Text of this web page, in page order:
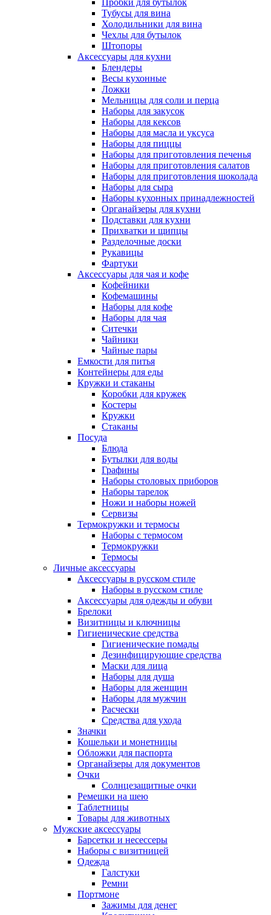
Пробки для бутылок
Тубусы для вина
Холодильники для вина
Чехлы для бутылок
Штопоры
Аксессуары для кухни
Блендеры
Весы кухонные
Ложки
Мельницы для соли и перца
Наборы для закусок
Наборы для кексов
Наборы для масла и уксуса
Наборы для пиццы
Наборы для приготовления печенья
Наборы для приготовления салатов
Наборы для приготовления шоколада
Наборы для сыра
Наборы кухонных принадлежностей
Органайзеры для кухни
Подставки для кухни
Прихватки и щипцы
Разделочные доски
Рукавицы
Фартуки
Аксессуары для чая и кофе
Кофейники
Кофемашины
Наборы для кофе
Наборы для чая
Ситечки
Чайники
Чайные пары
Емкости для питья
Контейнеры для еды
Кружки и стаканы
Коробки для кружек
Костеры
Кружки
Стаканы
Посуда
Блюда
Бутылки для воды
Графины
Наборы столовых приборов
Наборы тарелок
Ножи и наборы ножей
Сервизы
Термокружки и термосы
Наборы с термосом
Термокружки
Термосы
Личные аксессуары
Аксессуары в русском стиле
Наборы в русском стиле
Аксессуары для одежды и обуви
Брелоки
Визитницы и ключницы
Гигиенические средства
Гигиенические помады
Дезинфицирующие средства
Маски для лица
Наборы для душа
Наборы для женщин
Наборы для мужчин
Расчески
Средства для ухода
Значки
Кошельки и монетницы
Обложки для паспорта
Органайзеры для документов
Очки
Солнцезащитные очки
Ремешки на шею
Таблетницы
Товары для животных
Мужские аксессуары
Барсетки и несессеры
Наборы с визитницей
Одежда
Галстуки
Ремни
Портмоне
Зажимы для денег